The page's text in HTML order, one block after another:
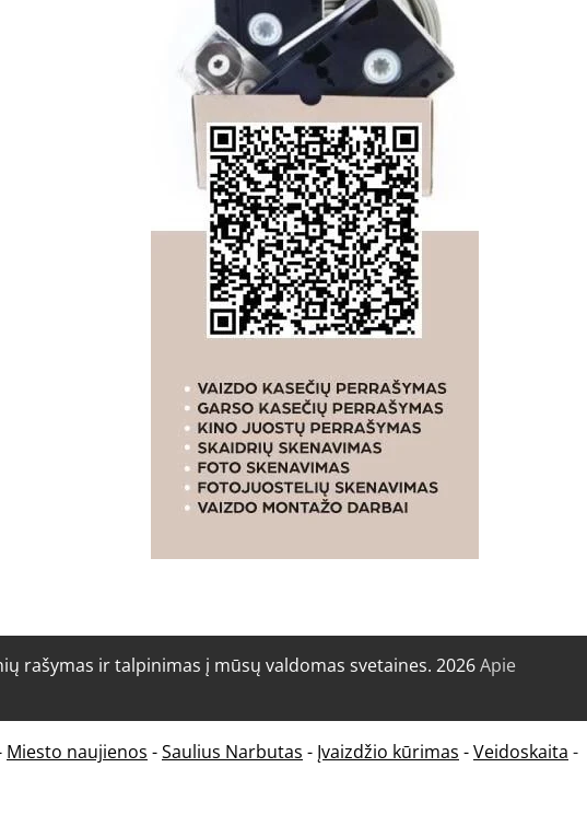
rašymas ir talpinimas į mūsų valdomas svetaines. 2026Apie
Miesto naujienos -Saulius Narbutas - Įvaizdžio kūrimas -Veidoskaita -